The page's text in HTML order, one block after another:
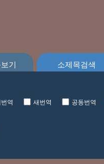
기 소제목검색
역 새번역 공동번역